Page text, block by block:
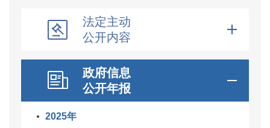
法定主动
公开内容
政府信息
公开年报
2025年